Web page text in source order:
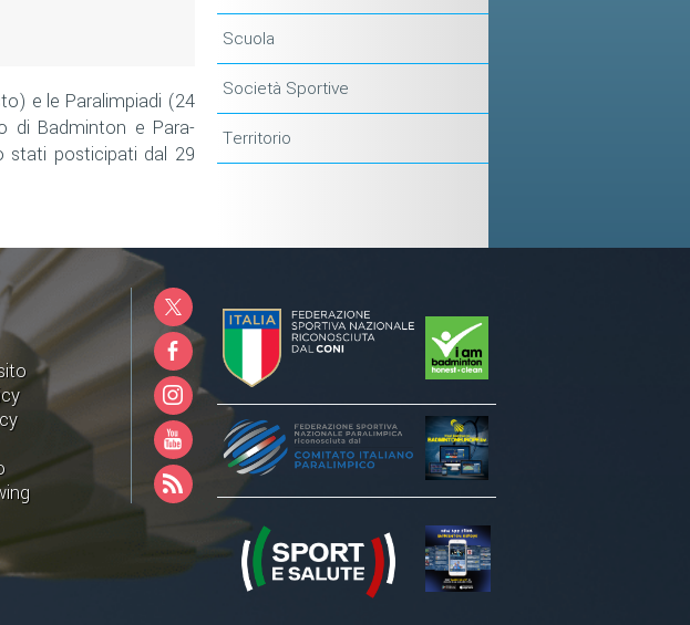
e le Paralimpiadi (24
di Badminton e Para-
stati posticipati dal 29
Scuola
Società Sportive
Territorio